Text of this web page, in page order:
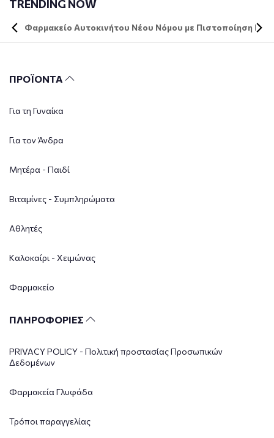
TRENDING NOW
Φαρμακείο Αυτοκινήτου Νέου Νόμου με Πιστοποίηση DIN
ΠΡΟΪΟΝΤΑ
Για τη Γυναίκα
Για τον Άνδρα
Μητέρα - Παιδί
Βιταμίνες - Συμπληρώματα
Αθλητές
Καλοκαίρι - Χειμώνας
Φαρμακείο
ΠΛΗΡΟΦΟΡΙΕΣ
PRIVACY POLICY - Πολιτική προστασίας Προσωπικών
Δεδομένων
Φαρμακεία Γλυφάδα
Τρόποι παραγγελίας